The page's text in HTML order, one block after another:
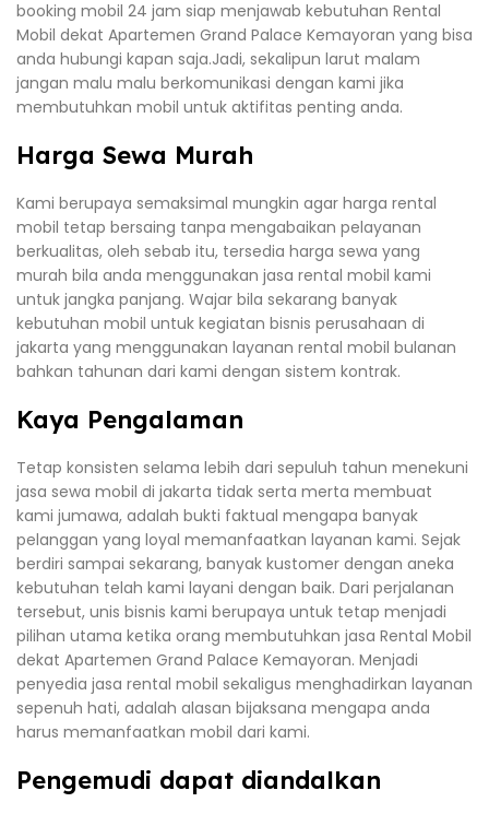
booking mobil 24 jam siap menjawab kebutuhan Rental
Mobil dekat Apartemen Grand Palace Kemayoran yang bisa
anda hubungi kapan saja.Jadi, sekalipun larut malam
jangan malu malu berkomunikasi dengan kami jika
membutuhkan mobil untuk aktifitas penting anda.
Harga Sewa Murah
Kami berupaya semaksimal mungkin agar harga rental
mobil tetap bersaing tanpa mengabaikan pelayanan
berkualitas, oleh sebab itu, tersedia harga sewa yang
murah bila anda menggunakan jasa rental mobil kami
untuk jangka panjang. Wajar bila sekarang banyak
kebutuhan mobil untuk kegiatan bisnis perusahaan di
jakarta yang menggunakan layanan rental mobil bulanan
bahkan tahunan dari kami dengan sistem kontrak.
Kaya Pengalaman
Tetap konsisten selama lebih dari sepuluh tahun menekuni
jasa sewa mobil di jakarta tidak serta merta membuat
kami jumawa, adalah bukti faktual mengapa banyak
pelanggan yang loyal memanfaatkan layanan kami. Sejak
berdiri sampai sekarang, banyak kustomer dengan aneka
kebutuhan telah kami layani dengan baik. Dari perjalanan
tersebut, unis bisnis kami berupaya untuk tetap menjadi
pilihan utama ketika orang membutuhkan jasa Rental Mobil
dekat Apartemen Grand Palace Kemayoran. Menjadi
penyedia jasa rental mobil sekaligus menghadirkan layanan
sepenuh hati, adalah alasan bijaksana mengapa anda
harus memanfaatkan mobil dari kami.
Pengemudi dapat diandalkan